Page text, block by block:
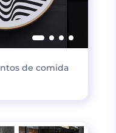
de comida